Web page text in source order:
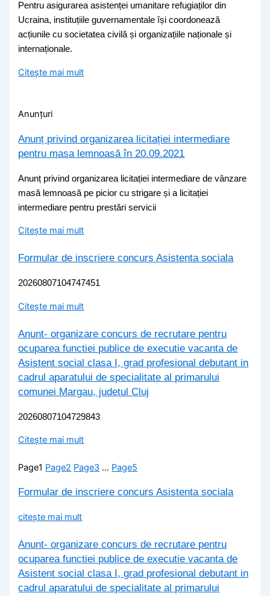
Pentru asigurarea asistenței umanitare refugiaților din
Ucraina, instituțiile guvernamentale își coordonează
acțiunile cu societatea civilă și organizațiile naționale și
internaționale.
Citește mai mult
Anunțuri
Anunț privind organizarea licitației intermediare
pentru masa lemnoasă în 20.09.2021
Anunț privind organizarea licitației intermediare de vânzare
masă lemnoasă pe picior cu strigare și a licitației
intermediare pentru prestări servicii
Citește mai mult
Formular de inscriere concurs Asistenta sociala
20260807104747451
Citește mai mult
Anunt- organizare concurs de recrutare pentru
ocuparea functiei publice de executie vacanta de
Asistent social clasa I, grad profesional debutant in
cadrul aparatului de specialitate al primarului
comunei Margau, judetul Cluj
20260807104729843
Citește mai mult
Page1 Page2 Page3 … Page5
Formular de inscriere concurs Asistenta sociala
citește mai mult
Anunt- organizare concurs de recrutare pentru
ocuparea functiei publice de executie vacanta de
Asistent social clasa I, grad profesional debutant in
cadrul aparatului de specialitate al primarului